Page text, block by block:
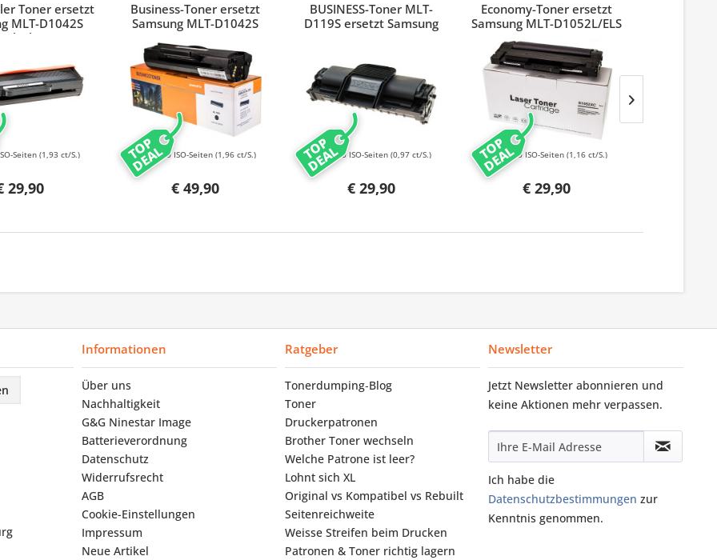
Toner ersetzt
MLT-D1042S
Black
29,90
Seiten(1,93 ct/S.) TOP
DEAL
Business-Toner ersetzt
Samsung MLT-D1042S
€ 49,90
2500 ISO-Seiten (1,96 ct/S.) TOP
DEAL
BUSINESS-Toner MLT-
D119S ersetzt Samsung
€ 29,90
3000 ISO-Seiten(0,97 ct/S.) TOP
DEAL
Economy-Toner ersetzt
Samsung MLT-D1052L/ELS
€ 29,90
2500 ISO-Seiten (1,16 ct/S.)
Informationen
Über uns
Nachhaltigkeit
G&G Ninestar Image
Batterieverordnung
Datenschutz
Widerrufsrecht
AGB
Cookie-Einstellungen
Impressum
Neue Artikel
Ratgeber
Tonerdumping‑Blog
Toner
Druckerpatronen
Brother Toner wechseln
Welche Patrone ist leer?
Lohnt sich XL
Original vs Kompatibel vs Rebuilt
Seitenreichweite
Weisse Streifen beim Drucken
Patronen & Toner richtig lagern
Newsletter
Jetzt Newsletter abonnieren und
keine Aktionen mehr verpassen.
Ich habe die
Datenschutzbestimmungen zur
Kenntnis genommen.